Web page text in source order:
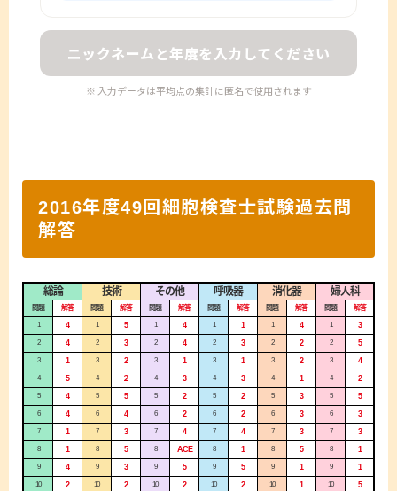
2016年度49回細胞検査士試験過去問
解答
総論 技術 その他 呼吸器 消化器 婦人科
問題 解答 問題 解答 問題 解答 問題 解答 問題 解答 問題 解答
1 4 1 5 1 4 1 1 1 4 1 3
2 4 2 3 2 4 2 3 2 2 2 5
3 1 3 2 3 1 3 1 3 2 3 4
4 5 4 ２ 4 3 4 3 4 1 4 2
5 4 5 5 5 2 5 2 5 3 5 5
6 4 6 4 6 2 6 2 6 3 6 3
7 1 7 3 7 4 7 4 7 3 7 3
8 1 8 5 8 ACE 8 1 8 5 8 1
9 4 9 3 9 5 9 5 9 1 9 1
10 2 10 2 10 2 10 2 10 1 10 5